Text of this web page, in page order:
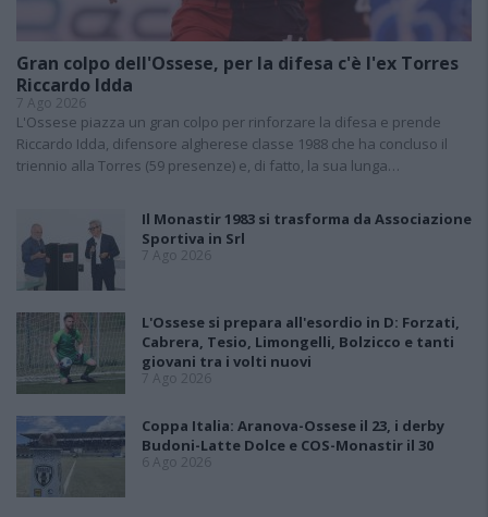
Gran colpo dell'Ossese, per la difesa c'è l'ex Torres
Riccardo Idda
7 Ago 2026
L'Ossese piazza un gran colpo per rinforzare la difesa e prende
Riccardo Idda, difensore algherese classe 1988 che ha concluso il
triennio alla Torres (59 presenze) e, di fatto, la sua lunga…
Il Monastir 1983 si trasforma da Associazione
Sportiva in Srl
7 Ago 2026
L'Ossese si prepara all'esordio in D: Forzati,
Cabrera, Tesio, Limongelli, Bolzicco e tanti
giovani tra i volti nuovi
7 Ago 2026
Coppa Italia: Aranova-Ossese il 23, i derby
Budoni-Latte Dolce e COS-Monastir il 30
6 Ago 2026